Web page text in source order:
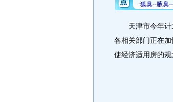
天津市今年计划
各相关部门正在
使经济适用房的规